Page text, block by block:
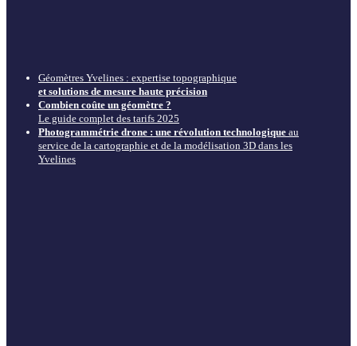
Géomètres Yvelines : expertise topographique
et solutions de mesure haute précision
Combien coûte un géomètre ?
Le guide complet des tarifs 2025
Photogrammétrie drone : une révolution technologique au
service de la cartographie et de la modélisation 3D dans les
Yvelines